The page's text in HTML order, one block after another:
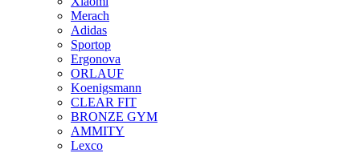
Merach
Adidas
Sportop
Ergonova
ORLAUF
Koenigsmann
CLEAR FIT
BRONZE GYM
AMMITY
Lexco